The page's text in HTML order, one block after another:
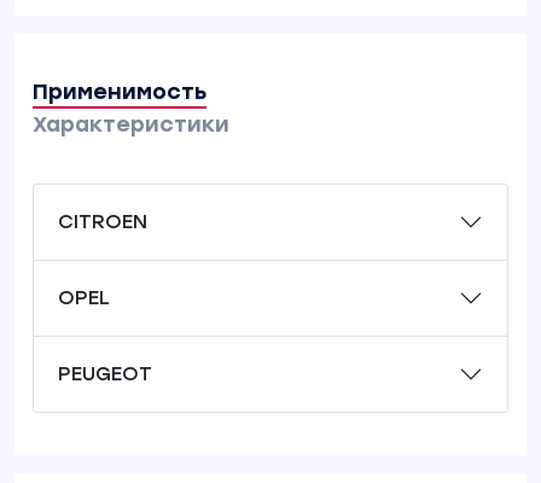
Применимость
Характеристики
CITROEN
OPEL
PEUGEOT